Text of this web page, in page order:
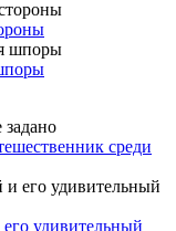
среди
удивительный